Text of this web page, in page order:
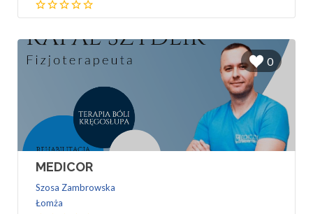
0
MEDICOR
Szosa Zambrowska
Łomża